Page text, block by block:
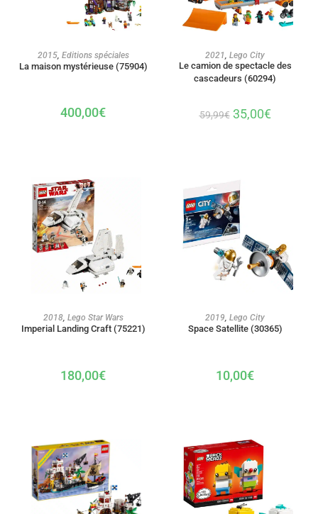
AJOUTER AU PANIER
2015, Editions spéciales
La maison mystérieuse (75904)
400,00€
AJOUTER AU PANIER
2021, Lego City
Le camion de spectacle des
cascadeurs (60294)
59,99€ 35,00€
AJOUTER AU PANIER
2018, Lego Star Wars
Imperial Landing Craft (75221)
180,00€
AJOUTER AU PANIER
2019, Lego City
Space Satellite (30365)
10,00€